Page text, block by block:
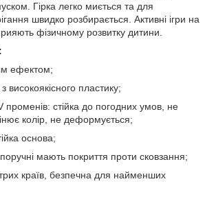
Гірка легко миється та для
швидко розбирається. Активні ігри на
фізичному розвитку дитини.
ефектом;
високоякісного пластику;
променів: стійка до погодних умов, не
колір, не деформується;
основа;
мають покриття проти сковзання;
країв, безпечна для найменших